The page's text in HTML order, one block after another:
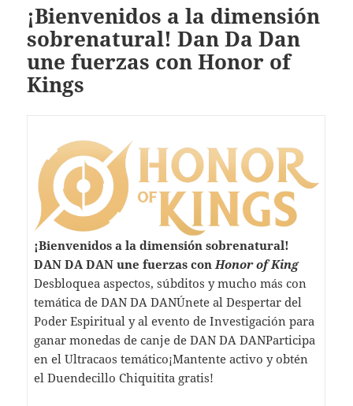
¡Bienvenidos a la dimensión
sobrenatural! Dan Da Dan
une fuerzas con Honor of
Kings
¡Bienvenidos a la dimensión sobrenatural!
DAN DA DAN une fuerzas con Honor of King
Desbloquea aspectos, súbditos y mucho más con
temática de DAN DA DANÚnete al Despertar del
Poder Espiritual y al evento de Investigación para
ganar monedas de canje de DAN DA DANParticipa
en el Ultracaos temático¡Mantente activo y obtén
el Duendecillo Chiquitita gratis!